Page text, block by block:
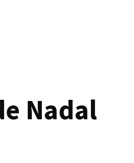
Nadal